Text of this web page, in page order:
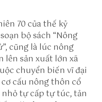
70 của thế kỷ
bộ sách “Nông
cũng là lúc nông
lên sản xuất lớn xã
chuyển biến vĩ đại
cấu nông thôn cổ
tự cấp tự túc, tản